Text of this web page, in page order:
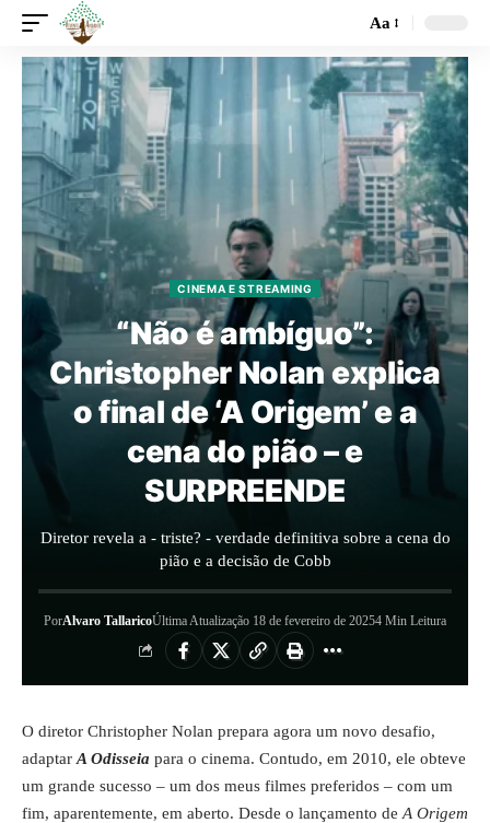
Aa
CINEMA E STREAMING
“Não é ambíguo”:
Christopher Nolan explica
o final de ‘A Origem’ e a
cena do pião – e
SURPREENDE
Diretor revela a - triste? - verdade definitiva sobre a cena do
pião e a decisão de Cobb
PorAlvaro TallaricoÚltima Atualização 18 de fevereiro de 20254 Min Leitura
O diretor Christopher Nolan prepara agora um novo desafio,
adaptar A Odisseia para o cinema. Contudo, em 2010, ele obteve
um grande sucesso – um dos meus filmes preferidos – com um
fim, aparentemente, em aberto. Desde o lançamento de A Origem